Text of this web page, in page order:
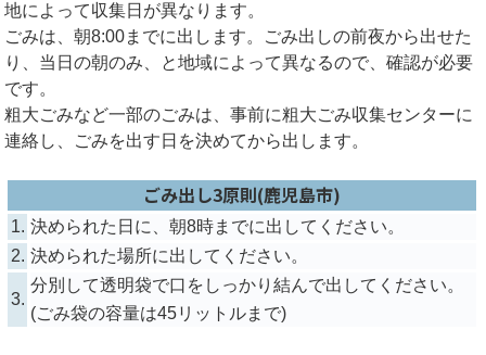
地によって収集日が異なります。
ごみは、朝8:00までに出します。ごみ出しの前夜から出せた
り、当日の朝のみ、と地域によって異なるので、確認が必要
です。
粗大ごみなど一部のごみは、事前に粗大ごみ収集センターに
連絡し、ごみを出す日を決めてから出します。
ごみ出し3原則(鹿児島市)
1. 決められた日に、朝8時までに出してください。
2. 決められた場所に出してください。
3.
分別して透明袋で口をしっかり結んで出してください。
(ごみ袋の容量は45リットルまで)